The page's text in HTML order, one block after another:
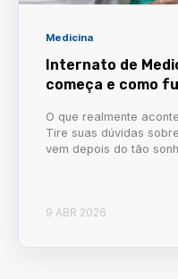
Medicina
Internato de
começa e como
O que realmente
Tire suas dúvidas
vem depois do tão
9 ABR 2026